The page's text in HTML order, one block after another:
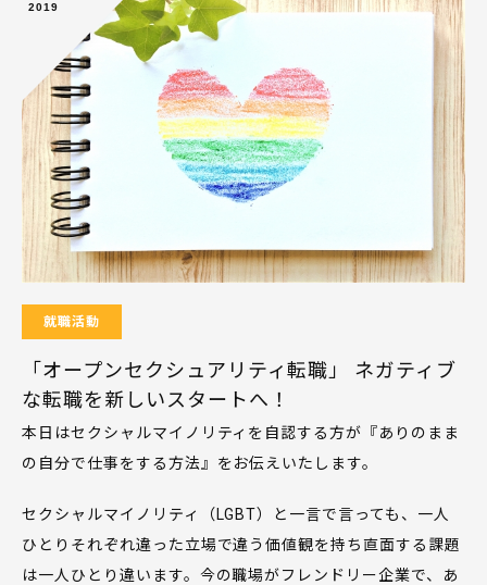
2019
就職活動
「オープンセクシュアリティ転職」 ネガティブ
な転職を新しいスタートへ！
本日はセクシャルマイノリティを自認する方が『ありのまま
の自分で仕事をする方法』をお伝えいたします。
セクシャルマイノリティ（LGBT）と一言で言っても、一人
ひとりそれぞれ違った立場で違う価値観を持ち直面する課題
は一人ひとり違います。今の職場がフレンドリー企業で、あ